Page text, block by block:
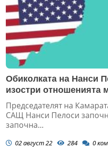
Обиколката на Нанси
изостри
Председателят на
САЩ Нанси Пелоси
започна...
02 август 22 284 0